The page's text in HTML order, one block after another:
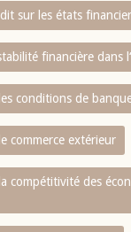
sur les états
financière dans
conditions de banque
commerce extérieur
compétitivité des